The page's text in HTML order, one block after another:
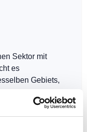
Sektor mit
es
Gebiets,